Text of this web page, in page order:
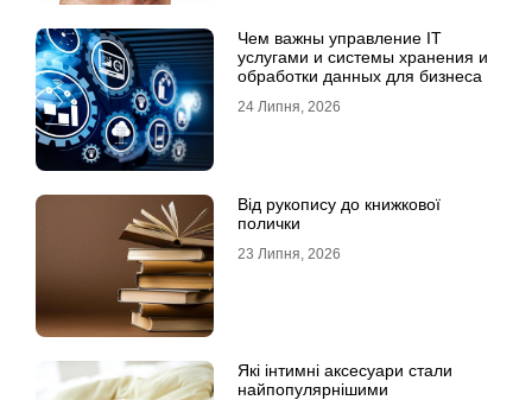
Чем важны управление IT
услугами и системы хранения и
обработки данных для бизнеса
24 Липня, 2026
Від рукопису до книжкової
полички
23 Липня, 2026
Які інтимні аксесуари стали
найпопулярнішими